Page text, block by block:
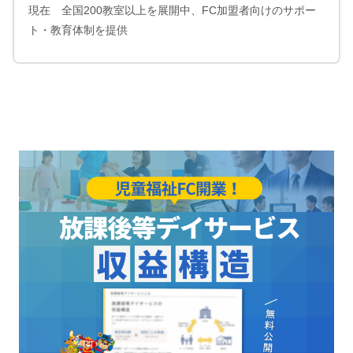
現在 全国200教室以上を展開中、FC加盟者向けのサポー
ト・教育体制を提供